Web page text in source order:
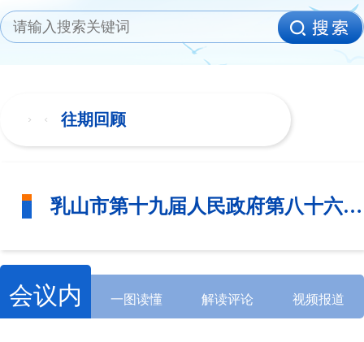
往期回顾
乳山市第十九届人民政府第八十六次常务会议
会议内 一图读懂 解读评论 视频报道